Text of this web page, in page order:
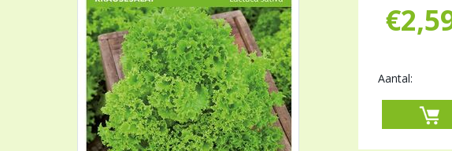
€
Aantal: